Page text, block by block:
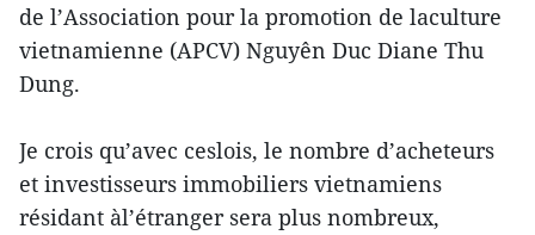
de l’Association pour la promotion de laculture
vietnamienne (APCV) Nguyên Duc Diane Thu
Dung.
Je crois qu’avec ceslois, le nombre d’acheteurs
et investisseurs immobiliers vietnamiens
résidant àl’étranger sera plus nombreux,